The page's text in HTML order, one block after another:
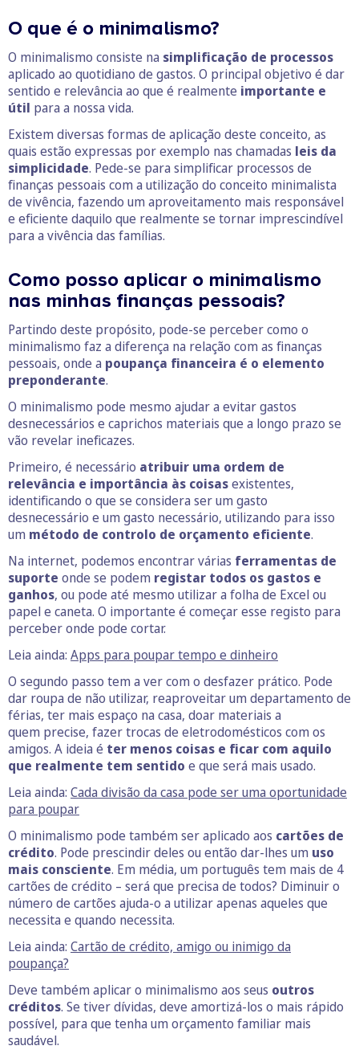
O que é o minimalismo?
O minimalismo consiste na simplificação de processos
aplicado ao quotidiano de gastos. O principal objetivo é dar
sentido e relevância ao que é realmente importante e
útil para a nossa vida.
Existem diversas formas de aplicação deste conceito, as
quais estão expressas por exemplo nas chamadas leis da
simplicidade. Pede-se para simplificar processos de
finanças pessoais com a utilização do conceito minimalista
de vivência, fazendo um aproveitamento mais responsável
e eficiente daquilo que realmente se tornar imprescindível
para a vivência das famílias.
Como posso aplicar o minimalismo
nas minhas finanças pessoais?
Partindo deste propósito, pode-se perceber como o
minimalismo faz a diferença na relação com as finanças
pessoais, onde a poupança financeira é o elemento
preponderante.
O minimalismo pode mesmo ajudar a evitar gastos
desnecessários e caprichos materiais que a longo prazo se
vão revelar ineficazes.
Primeiro, é necessário atribuir uma ordem de
relevância e importância às coisasexistentes,
identificando o que se considera ser um gasto
desnecessário e um gasto necessário, utilizando para isso
um método de controlo de orçamento eficiente.
Na internet, podemos encontrar várias ferramentas de
suporte onde se podem registar todos os gastos e
ganhos, ou pode até mesmo utilizar a folha de Excel ou
papel e caneta. O importante é começar esse registo para
perceber onde pode cortar.
Leia ainda: Apps para poupar tempo e dinheiro
O segundo passo tem a ver com o desfazer prático. Pode
dar roupa de não utilizar, reaproveitar um departamento de
férias, ter mais espaço na casa, doar materiais a
quem precise, fazer trocas de eletrodomésticos com os
amigos. A ideia é ter menos coisas e ficar com aquilo
que realmente tem sentido e que será mais usado.
Leia ainda: Cada divisão da casa pode ser uma oportunidade
para poupar
O minimalismo pode também ser aplicado aos cartões de
crédito. Pode prescindir deles ou então dar-lhes um uso
mais consciente. Em média, um português tem mais de 4
cartões de crédito – será que precisa de todos? Diminuir o
número de cartões ajuda-o a utilizar apenas aqueles que
necessita e quando necessita.
Leia ainda: Cartão de crédito, amigo ou inimigo da
poupança?
Deve também aplicar o minimalismo aos seus outros
créditos. Se tiver dívidas, deve amortizá-los o mais rápido
possível, para que tenha um orçamento familiar mais
saudável.